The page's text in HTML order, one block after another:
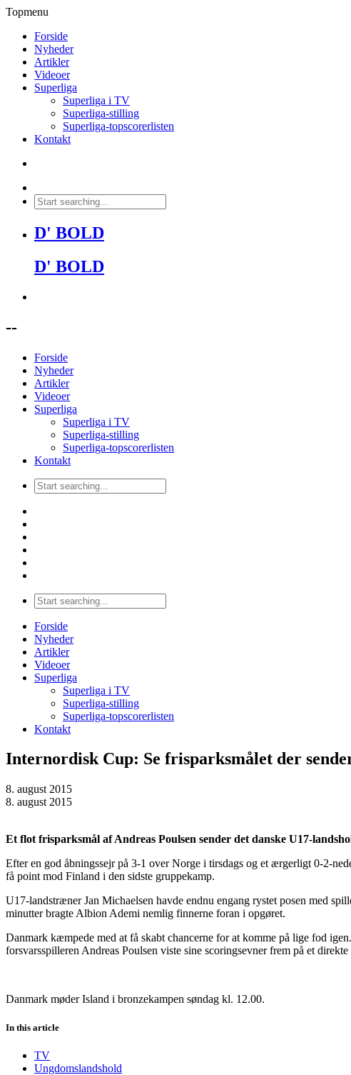
Topmenu
Forside
Nyheder
Artikler
Videoer
Superliga
Superliga i TV
Superliga-stilling
Superliga-topscorerlisten
Kontakt
D' BOLD
D' BOLD
--
Forside
Nyheder
Artikler
Videoer
Superliga
Superliga i TV
Superliga-stilling
Superliga-topscorerlisten
Kontakt
Forside
Nyheder
Artikler
Videoer
Superliga
Superliga i TV
Superliga-stilling
Superliga-topscorerlisten
Kontakt
Internordisk Cup: Se frisparksmålet der
8. august 2015
8. august 2015
Et flot frisparksmål af Andreas Poulsen sender det danske U17-
Efter en god åbningssejr på 3-1 over Norge i tirsdags og et ærgerligt 0-2-
få point mod Finland i den sidste gruppekamp.
U17-landstræner Jan Michaelsen havde endnu engang rystet posen med
minutter bragte Albion Ademi nemlig finnerne foran i opgøret.
Danmark kæmpede med at få skabt chancerne for at komme på lige fod
forsvarsspilleren Andreas Poulsen viste sine scoringsevner frem på et
Danmark møder Island i bronzekampen søndag kl. 12.00.
In this article
TV
Ungdomslandshold